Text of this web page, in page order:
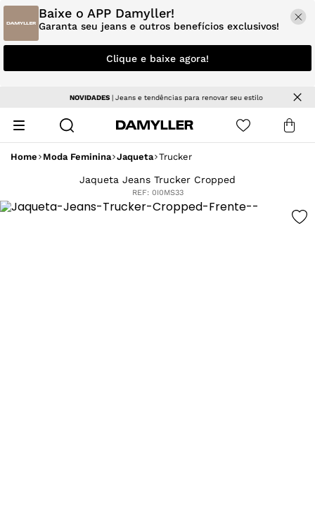
Baixe o APP Damyller!
Garanta seu jeans e outros benefícios exclusivos!
Clique e baixe agora!
NOVIDADES| Jeans e tendências para renovar seu estilo
Home Moda Feminina Jaqueta Trucker
Jaqueta Jeans Trucker Cropped
REF: 0I0MS33